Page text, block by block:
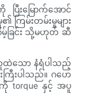
ြီးမြောက်အောင်
ြမ်းတမ်းမှုများ
မ့်ခြင်း သို့မဟုတ် ဆီ
ထဲသော နံရံပါသည့်
ကြီးပါသည်။ ဂဟေ
torque နှင့် အပူ